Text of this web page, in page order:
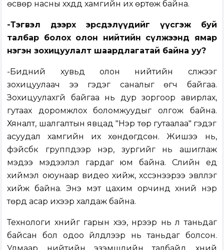
өсвөр насны хүүхдүүд хамгийн их өртөж байна.
-Тэгвэл дээрх эрсдэлүүдийг үүсгэж буй
талбар болох олон нийтийн сүлжээнд ямар
нэгэн зохицуулалт шаардлагатай байна уу?
-Бидний хувьд олон нийтийн сүлжээг
зохицуулаач ээ гэдэг саналыг өгч байгаа.
Зохицуулахгүй байгаа нь дур зоргоор авирлах,
гутаах доромжлох боломжуудыг олгож байна.
Хяналт, шалгалтын явцад "Нэр төр гутаалаа" гэдэг
асуудал хамгийн их хөндөгдсөн. Жишээ нь,
фэйсбүүк группүүдээр нэр, зургийг нь ашиглаж
мэдээ мэдээлэл гардаг юм байна. Сүүлийн үед
хиймэл оюунаар видео хийж, хүссэнээрээ эвлүүлэг
хийж байна. Энэ мэт цахим орчинд хүний нэр
төрд асар ихээр халдаж байна.
Технологи хүнийг гарын хээ, нүүрээр нь л таньдаг
байсан бол одоо үйлдлээр нь таньдаг болсон.